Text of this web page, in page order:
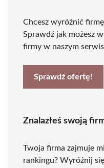
Chcesz wyróżnić
Sprawdź jak możesz
firmy w naszym
Sprawdź ofertę!
Znalazłeś swoją
Twoja firma zajmuje
rankingu? Wyróżnij